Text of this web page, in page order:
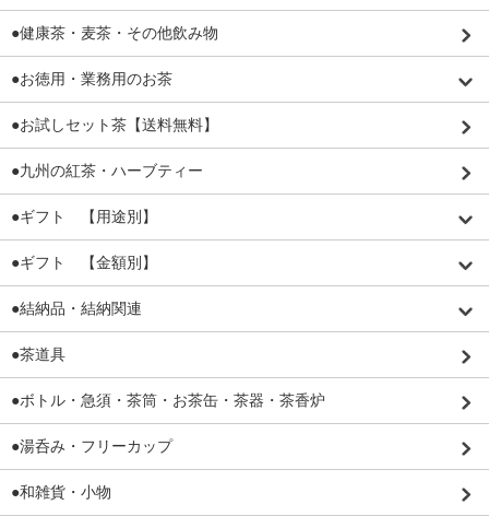
●健康茶・麦茶・その他飲み物
●お徳用・業務用のお茶
●お試しセット茶【送料無料】
●九州の紅茶・ハーブティー
●ギフト 【用途別】
●ギフト 【金額別】
●結納品・結納関連
●茶道具
●ボトル・急須・茶筒・お茶缶・茶器・茶香炉
●湯呑み・フリーカップ
●和雑貨・小物